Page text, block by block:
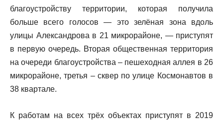
благоустройству территории, которая получила
больше всего голосов — это зелёная зона вдоль
улицы Александрова в 21 микрорайоне, — приступят
в первую очередь. Вторая общественная территория
на очереди благоустройства – пешеходная аллея в 26
микрорайоне, третья – сквер по улице Космонавтов в
38 квартале.
К работам на всех трёх объектах приступят в 2019